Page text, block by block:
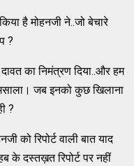
है मोहनजी ने..जो बेचारे
?
का निमंत्रण दिया..और हम
जब इनको कुछ खिलाना
?
को रिपोर्ट वाली बात याद
के दस्तख़त रिपोर्ट पर नहीं